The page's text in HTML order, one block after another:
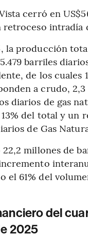
cerró en
intradía
la producción
barriles
de los cuales
a crudo,
diarios de gas
del total y un
de Gas
millones de
el 61% del
del
2025